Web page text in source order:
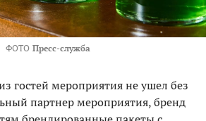
ФОТО Пресс-служба
гостей мероприятия не ушел без
партнер мероприятия, бренд